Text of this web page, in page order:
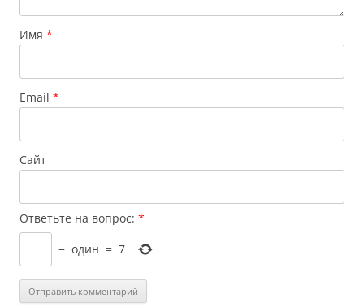
Имя *
Email *
Сайт
Ответьте на вопрос: *
− один = 7